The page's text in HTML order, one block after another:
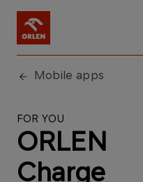
Mobile apps
FOR YOU
ORLEN
Charge